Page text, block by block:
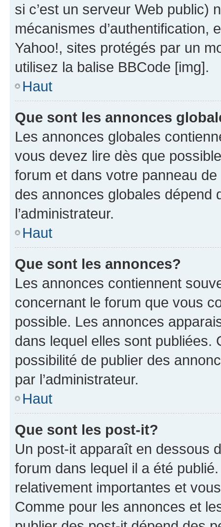
si c’est un serveur Web public)
mécanismes d’authentification,
Yahoo!, sites protégés par un
utilisez la balise BBCode [img].
Haut
Que sont les annonces
Les annonces globales
vous devez lire dès que
forum et dans votre panneau
des annonces globales dépend
l’administrateur.
Haut
Que sont les annonces?
Les annonces contiennent
concernant le forum que vous
possible. Les annonces
dans lequel elles sont publiées.
possibilité de publier des
par l’administrateur.
Haut
Que sont les post-it?
Un post-it apparaît en dessous
forum dans lequel il a été
relativement importantes et
Comme pour les annonces et